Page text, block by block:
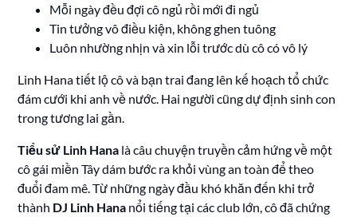
Mỗi ngày đều đợi cô ngủ rồi mới đi ngủ
Tin tưởng vô điều kiện, không ghen tuông
Luôn nhường nhịn và xin lỗi trước dù cô có vô lý
Linh Hana tiết lộ cô và bạn trai đang lên kế hoạch tổ chức
đám cưới khi anh về nước. Hai người cũng dự định sinh con
trong tương lai gần.
Tiểu sử Linh Hana là câu chuyện truyền cảm hứng về một
cô gái miền Tây dám bước ra khỏi vùng an toàn để theo
đuổi đam mê. Từ những ngày đầu khó khăn đến khi trở
thành DJ Linh Hana nổi tiếng tại các club lớn, cô đã chứng